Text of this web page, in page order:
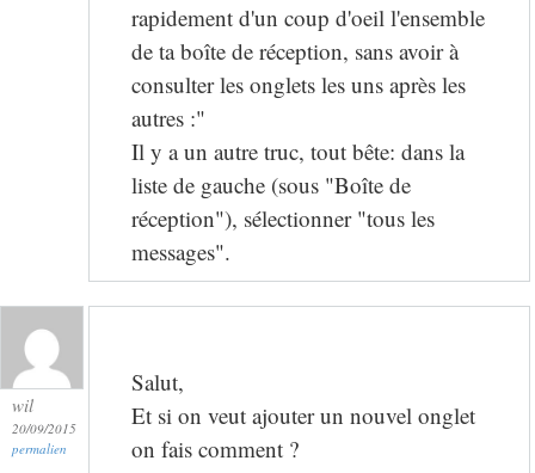
rapidement d'un coup d'oeil l'ensemble
de ta boîte de réception, sans avoir à
consulter les onglets les uns après les
autres :"
Il y a un autre truc, tout bête: dans la
liste de gauche (sous "Boîte de
réception"), sélectionner "tous les
messages".
wil
20/09/2015
permalien
Salut,
Et si on veut ajouter un nouvel onglet
on fais comment ?